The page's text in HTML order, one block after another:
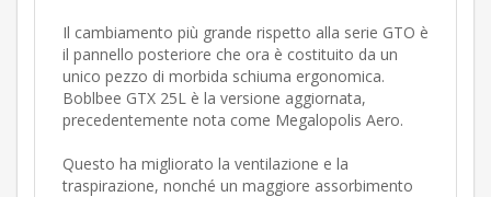
Il cambiamento più grande rispetto alla serie GTO è
il pannello posteriore che ora è costituito da un
unico pezzo di morbida schiuma ergonomica.
Boblbee GTX 25L è la versione aggiornata,
precedentemente nota come Megalopolis Aero.
Questo ha migliorato la ventilazione e la
traspirazione, nonché un maggiore assorbimento